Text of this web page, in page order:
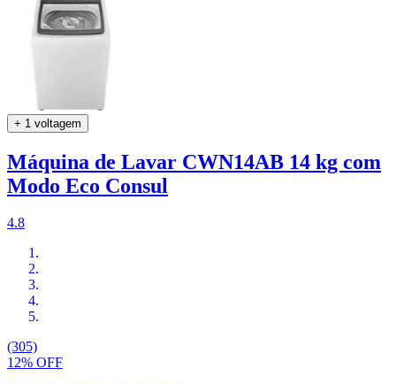
+ 1 voltagem
Máquina de Lavar CWN14AB 14 kg com
Modo Eco Consul
4.8
(305)
12% OFF